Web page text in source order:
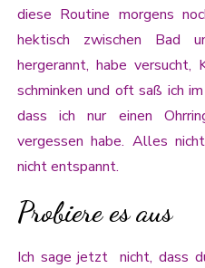
diese Routine morgens
hektisch zwischen Bad
hergerannt, habe versucht,
schminken und oft saß ich
dass ich nur einen
vergessen habe. Alles
nicht entspannt.
Probiere es aus
Ich sage jetzt nicht, dass